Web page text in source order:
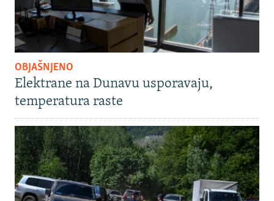
OBJAŠNJENO
Elektrane na Dunavu usporavaju,
temperatura raste